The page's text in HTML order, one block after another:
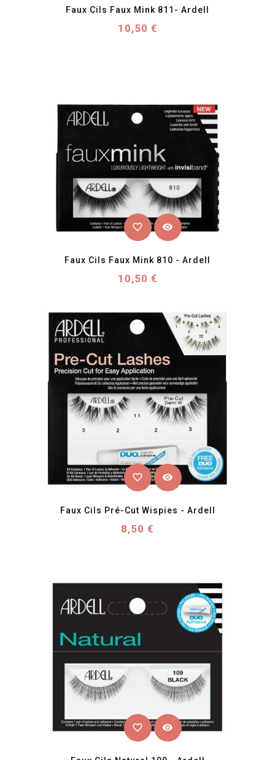
Faux Cils Faux Mink 811- Ardell
Prix
10,50 €
favorite_border visibility
Faux Cils Faux Mink 810 - Ardell
Prix
10,50 €
favorite_border visibility
Faux Cils Pré-Cut Wispies - Ardell
Prix
8,50 €
favorite_border visibility